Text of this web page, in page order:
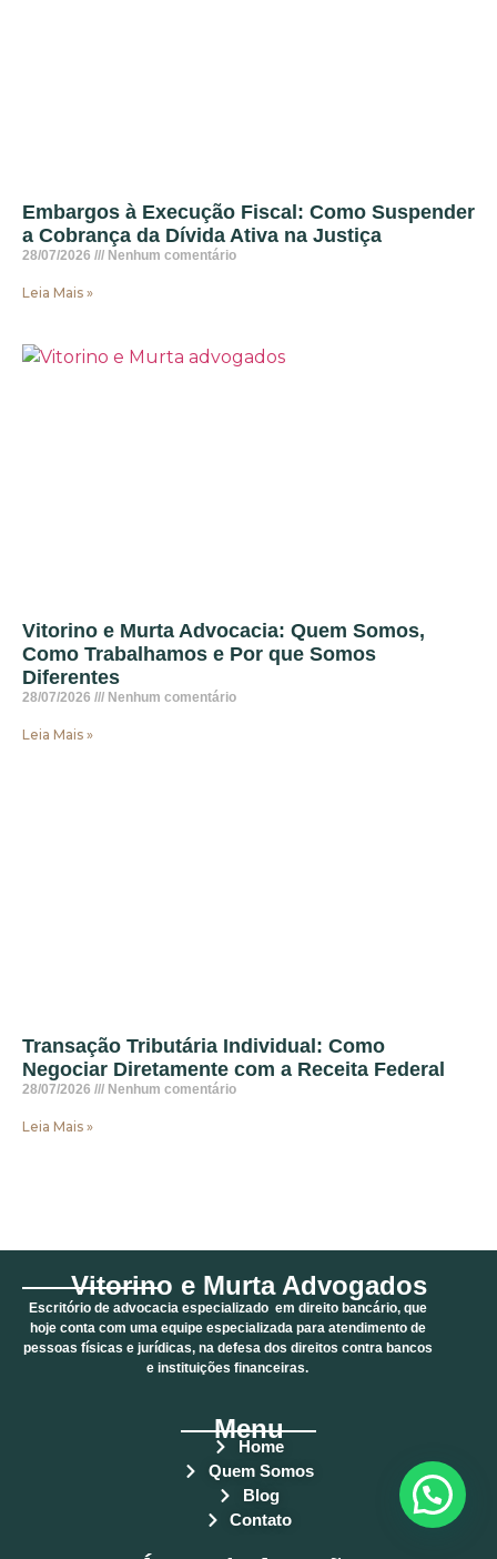
Embargos à Execução Fiscal: Como Suspender
a Cobrança da Dívida Ativa na Justiça
28/07/2026 Nenhum comentário
Leia Mais »
Vitorino e Murta Advocacia: Quem Somos,
Como Trabalhamos e Por que Somos
Diferentes
28/07/2026 Nenhum comentário
Leia Mais »
Transação Tributária Individual: Como
Negociar Diretamente com a Receita Federal
28/07/2026 Nenhum comentário
Leia Mais »
Vitorino e Murta Advogados
Escritório de advocacia especializado em direito bancário, que
hoje conta com uma equipe especializada para atendimento de
pessoas físicas e jurídicas, na defesa dos direitos contra bancos
e instituições financeiras.
Menu
Home
Quem Somos
Blog
Contato